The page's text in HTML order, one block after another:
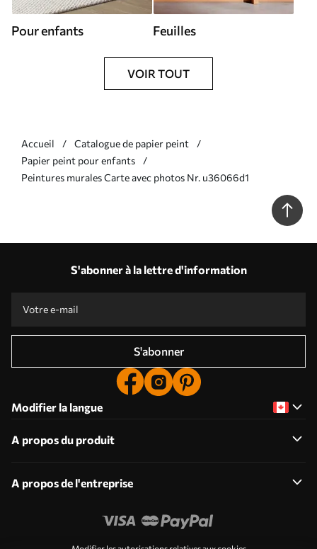
Pour enfants Feuilles
VOIR TOUT
Accueil
Catalogue de papier peint
Papier peint pour enfants
Peintures murales Carte avec photos Nr. u36066d1
S'abonner à la lettre d'information
S'abonner
Modifier la langue
A propos du produit
A propos de l'entreprise